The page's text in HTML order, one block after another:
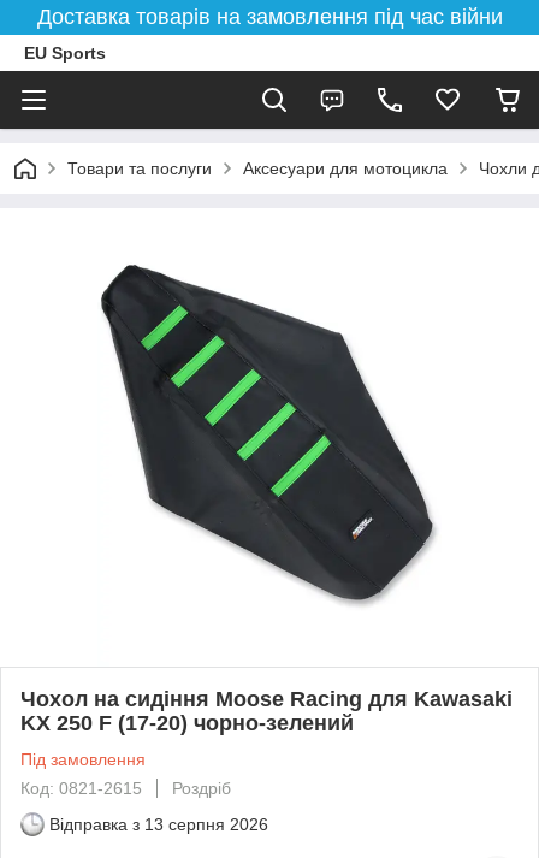
Доставка товарів на замовлення під час війни
EU Sports
Товари та послуги Аксесуари для мотоцикла Чохли
Чохол на сидіння Moose Racing для Kawasaki
KX 250 F (17-20) чорно-зелений
Під замовлення
Код: 0821-2615
Роздріб
Відправка з 13 серпня 2026